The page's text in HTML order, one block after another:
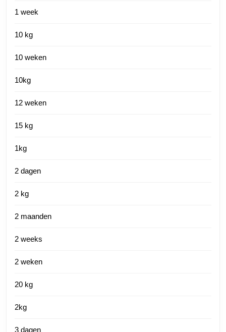
1 week
10 kg
10 weken
10kg
12 weken
15 kg
1kg
2 dagen
2 kg
2 maanden
2 weeks
2 weken
20 kg
2kg
3 dagen